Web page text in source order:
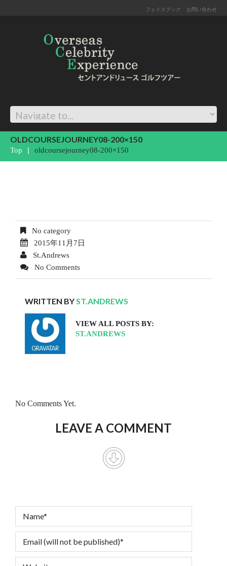
フェイスブック お問い合わせ
OLDCOURSEJOURNEY08-200×150
Top oldcoursejourney08-200×150
No category
2015年11月7日
St.Andrews
No Comments
WRITTEN BYST.ANDREWS
VIEW ALL POSTS BY:
ST.ANDREWS
No Comments Yet.
LEAVE A COMMENT